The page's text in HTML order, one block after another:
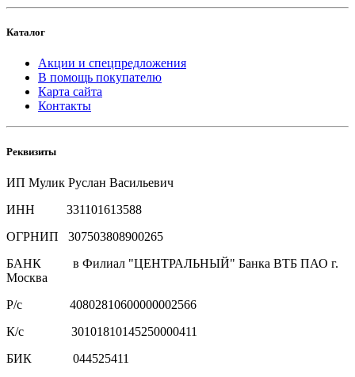
Каталог
Акции и спецпредложения
В помощь покупателю
Карта сайта
Контакты
Реквизиты
ИП Мулик Руслан Васильевич
ИНН 331101613588
ОГРНИП 307503808900265
БАНК в Филиал "ЦЕНТРАЛЬНЫЙ" Банка ВТБ ПАО г.
Москва
Р/с 40802810600000002566
К/с 30101810145250000411
БИК 044525411